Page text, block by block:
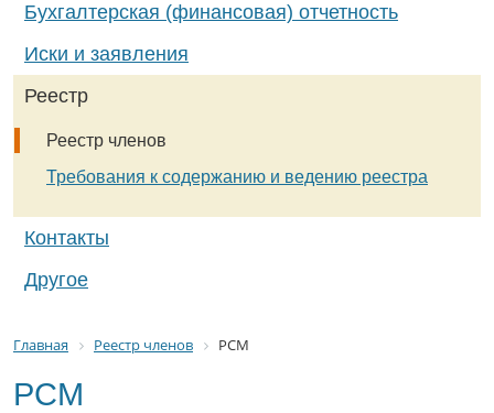
Бухгалтерская (финансовая) отчетность
Иски и заявления
Реестр
Реестр членов
Требования к содержанию и ведению реестра
Контакты
Другое
Главная Реестр членов РСМ
РСМ